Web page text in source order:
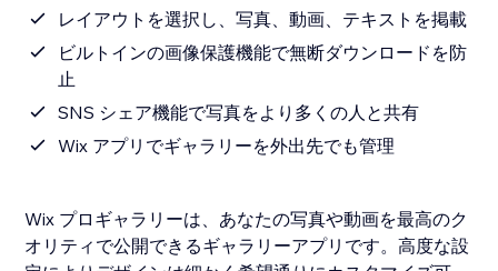
レイアウトを選択し、写真、動画、テキストを掲載
ビルトインの画像保護機能で無断ダウンロードを防
止
SNS シェア機能で写真をより多くの人と共有
Wix アプリでギャラリーを外出先でも管理
Wix プロギャラリーは、あなたの写真や動画を最高のク
オリティで公開できるギャラリーアプリです。高度な設